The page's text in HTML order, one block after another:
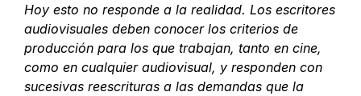
Hoy esto no responde a la realidad. Los escritores
audiovisuales deben conocer los criterios de
producción para los que trabajan, tanto en cine,
como en cualquier audiovisual, y responden con
sucesivas reescrituras a las demandas que la